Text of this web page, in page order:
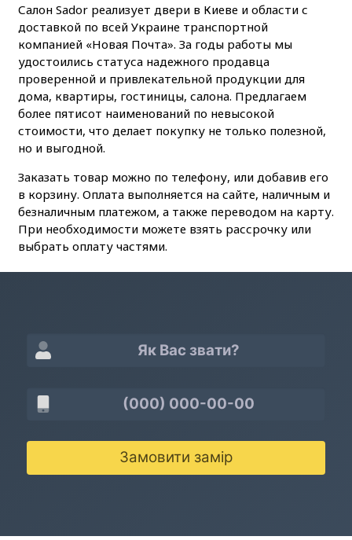
Салон Sador реализует двери в Киеве и области с
доставкой по всей Украине транспортной
компанией «Новая Почта». За годы работы мы
удостоились статуса надежного продавца
проверенной и привлекательной продукции для
дома, квартиры, гостиницы, салона. Предлагаем
более пятисот наименований по невысокой
стоимости, что делает покупку не только полезной,
но и выгодной.
Заказать товар можно по телефону, или добавив его
в корзину. Оплата выполняется на сайте, наличным и
безналичным платежом, а также переводом на карту.
При необходимости можете взять рассрочку или
выбрать оплату частями.
Замовити замір